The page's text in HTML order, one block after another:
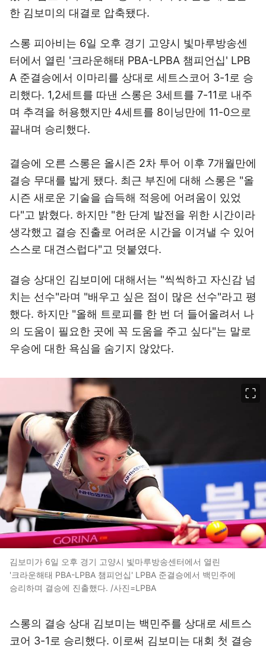
한 김보미의 대결로 압축됐다.
스롱 피아비는 6일 오후 경기 고양시 빛마루방송센
터에서 열린 '크라운해태 PBA-LPBA 챔피언십' LPB
A 준결승에서 이마리를 상대로 세트스코어 3-1로 승
리했다. 1,2세트를 따낸 스롱은 3세트를 7-11로 내주
며 추격을 허용했지만 4세트를 8이닝만에 11-0으로
끝내며 승리했다.
결승에 오른 스롱은 올시즌 2차 투어 이후 7개월만에
결승 무대를 밟게 됐다. 최근 부진에 대해 스롱은 "올
시즌 새로운 기술을 습득해 적응에 어려움이 있었
다"고 밝혔다. 하지만 "한 단계 발전을 위한 시간이라
생각했고 결승 진출로 어려운 시간을 이겨낼 수 있어
스스로 대견스럽다"고 덧붙였다.
결승 상대인 김보미에 대해서는 "씩씩하고 자신감 넘
치는 선수"라며 "배우고 싶은 점이 많은 선수"라고 평
했다. 하지만 "올해 트로피를 한 번 더 들어올려서 나
의 도움이 필요한 곳에 꼭 도움을 주고 싶다"는 말로
우승에 대한 욕심을 숨기지 않았다.
김보미가 6일 오후 경기 고양시 빛마루방송센터에서 열린
'크라운해태 PBA-LPBA 챔피언십' LPBA 준결승에서 백민주에
승리하며 결승에 진출했다. /사진=LPBA
스롱의 결승 상대 김보미는 백민주를 상대로 세트스
코어 3-1로 승리했다. 이로써 김보미는 대회 첫 결승